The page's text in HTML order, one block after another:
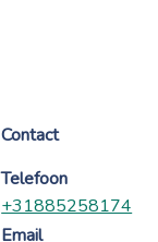
Contact
Telefoon
+31885258174
Email